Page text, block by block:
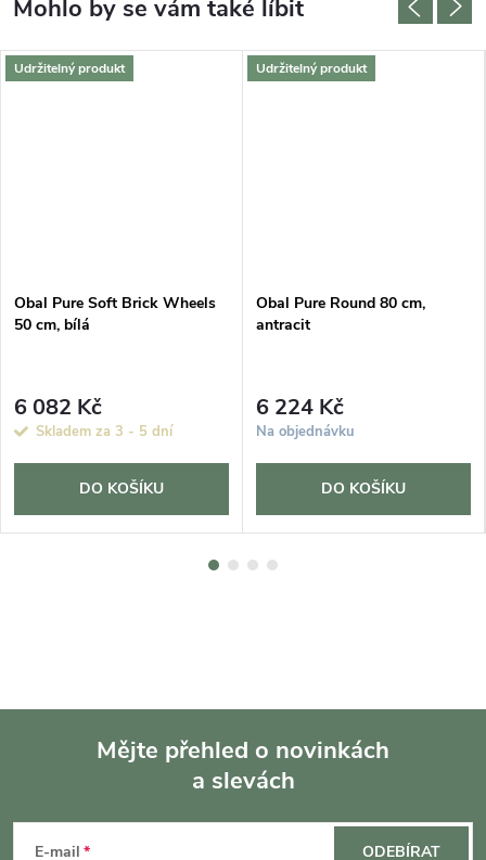
Udržitelný produkt
Obal Pure Soft Brick Wheels
50 cm, bílá
6 082 Kč
Skladem za 3 - 5 dní
DO KOŠÍKU
Udržitelný produkt
Obal Pure Round 80 cm,
antracit
6 224 Kč
Na objednávku
DO KOŠÍKU
Mějte přehled o novinkách
a slevách
E-mail ODEBÍRAT